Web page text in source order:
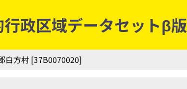
政区域データセットβ版
白方村 [37B0070020]